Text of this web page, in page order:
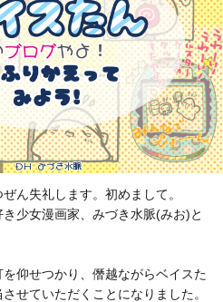
ん失礼します。初めまして。
少女漫画家、みづき水脈(みお)と
仰せつかり、僭越ながらベイスた
せていただくことになりました。